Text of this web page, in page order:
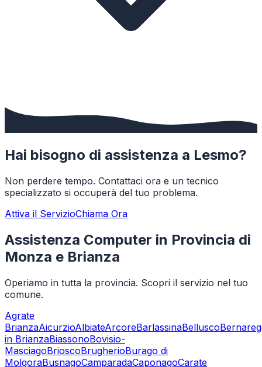
Hai bisogno di assistenza a Lesmo?
Non perdere tempo. Contattaci ora e un tecnico
specializzato si occuperà del tuo problema.
Attiva il ServizioChiama Ora
Assistenza Computer in Provincia di
Monza e Brianza
Operiamo in tutta la provincia. Scopri il servizio nel tuo
comune.
Agrate
BrianzaAicurzioAlbiateArcoreBarlassinaBellusco
in BrianzaBiassonoBovisio-
MasciagoBrioscoBrugherioBurago di
MolgoraBusnagoCamparadaCaponagoCarate